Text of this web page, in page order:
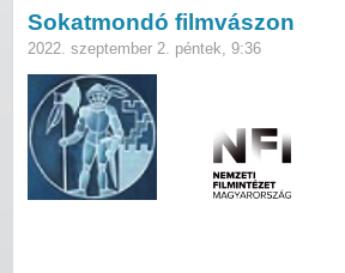
Sokatmondó filmvászon
2022. szeptember 2. péntek, 9:36